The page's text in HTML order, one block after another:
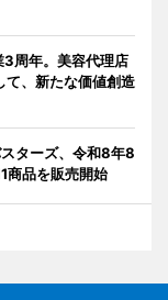
周年。美容代理店
て、新たな価値創造
ターズ、令和8年8
商品を販売開始